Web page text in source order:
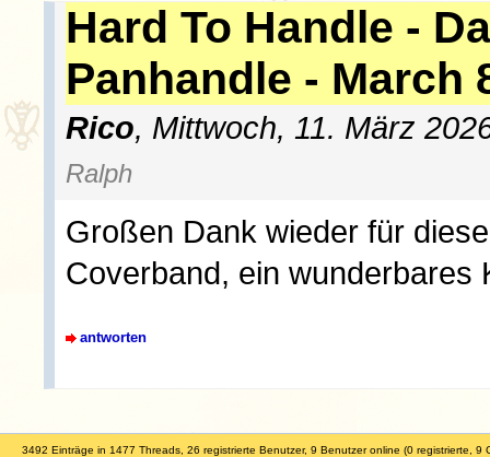
Hard To Handle -
Panhandle - March
Rico, Mittwoch, 11. März
Ralph
Großen Dank wieder für
Coverband, ein wunderbares
antworten
3492 Einträge in 1477 Threads, 26 registrierte Benutzer, 9 Benutzer online (0 registrierte, 9